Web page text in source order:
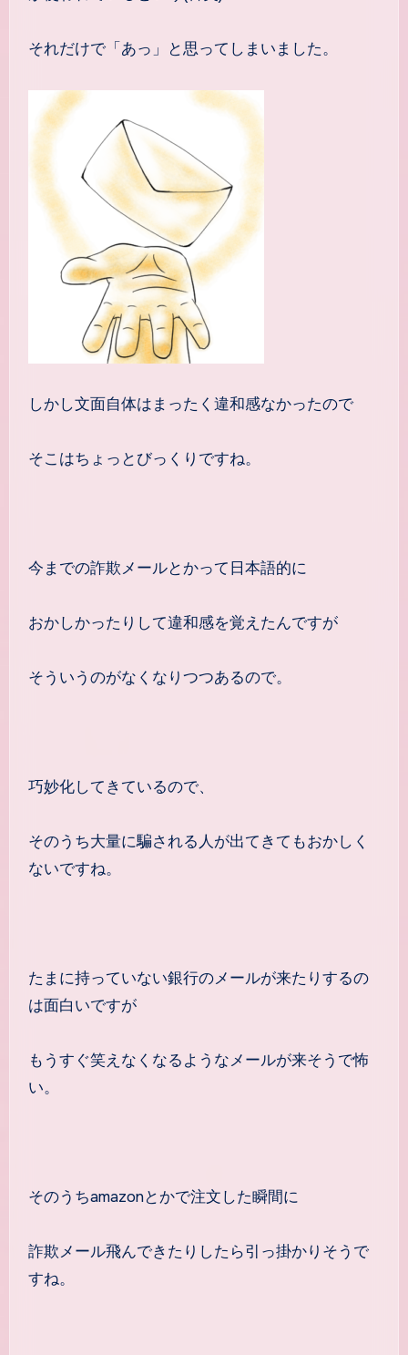
それだけで「あっ」と思ってしまいました。
しかし文面自体はまったく違和感なかったので
そこはちょっとびっくりですね。
今までの詐欺メールとかって日本語的に
おかしかったりして違和感を覚えたんですが
そういうのがなくなりつつあるので。
巧妙化してきているので、
そのうち大量に騙される人が出てきてもおかしく
ないですね。
たまに持っていない銀行のメールが来たりするの
は面白いですが
もうすぐ笑えなくなるようなメールが来そうで怖
い。
そのうちamazonとかで注文した瞬間に
詐欺メール飛んできたりしたら引っ掛かりそうで
すね。